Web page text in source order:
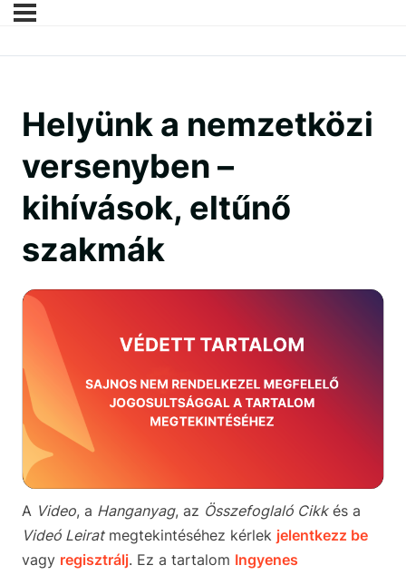
Helyünk a nemzetközi
versenyben –
kihívások, eltűnő
szakmák
A Video, a Hanganyag, az Összefoglaló Cikkés a
Videó Leiratmegtekintéséhez kérlek jelentkezz be
vagy regisztrálj. Ez a tartalom Ingyenes